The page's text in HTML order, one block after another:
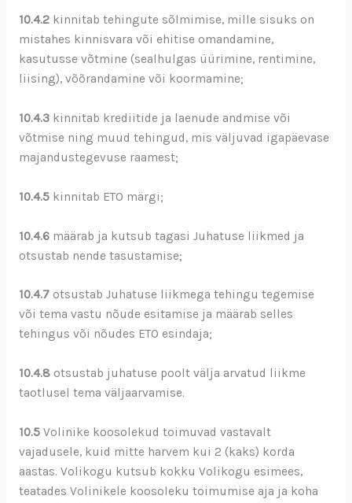
10.4.2kinnitab tehingute sõlmimise, mille sisuks on
mistahes kinnisvara või ehitise omandamine,
kasutusse võtmine (sealhulgas üürimine, rentimine,
liising), võõrandamine või koormamine;
10.4.3kinnitab krediitide ja laenude andmise või
võtmise ning muud tehingud, mis väljuvad igapäevase
majandustegevuse raamest;
10.4.5kinnitab ETO märgi;
10.4.6määrab ja kutsub tagasi Juhatuse liikmed ja
otsustab nende tasustamise;
10.4.7otsustab Juhatuse liikmega tehingu tegemise
või tema vastu nõude esitamise ja määrab selles
tehingus või nõudes ETO esindaja;
10.4.8 otsustab juhatuse poolt välja arvatud liikme
taotlusel tema väljaarvamise.
10.5Volinike koosolekud toimuvad vastavalt
vajadusele, kuid mitte harvem kui 2 (kaks) korda
aastas. Volikogu kutsub kokku Volikogu esimees,
teatades Volinikele koosoleku toimumise aja ja koha